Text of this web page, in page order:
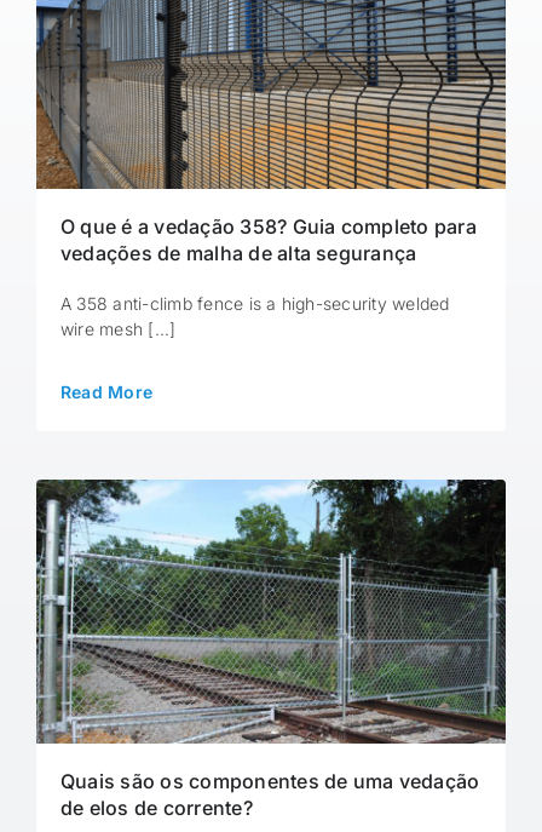
O que é a vedação 358? Guia completo para
vedações de malha de alta segurança
A 358 anti-climb fence is a high-security welded
wire mesh [...]
Read More
Quais são os componentes de uma vedação
de elos de corrente?